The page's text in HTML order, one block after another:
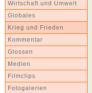
Wirtschaft und Umwelt
Globales
Krieg und Frieden
Kommentar
Glossen
Medien
Filmclips
Fotogalerien